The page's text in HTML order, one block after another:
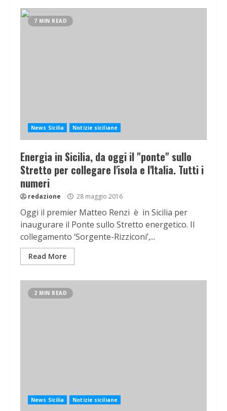
7 MIN READ
News Sicilia Notizie siciliane
Energia in Sicilia, da oggi il "ponte" sullo
Stretto per collegare l'isola e l'Italia. Tutti i
numeri
redazione 28 maggio 2016
Oggi il premier Matteo Renzi è in Sicilia per
inaugurare il Ponte sullo Stretto energetico. Il
collegamento ‘Sorgente-Rizziconi’,...
Read More
2 MIN READ
News Sicilia Notizie siciliane